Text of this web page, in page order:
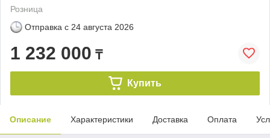
Розница
Отправка с 24 августа 2026
1 232 000 ₸
Купить
Описание Характеристики Доставка Оплата